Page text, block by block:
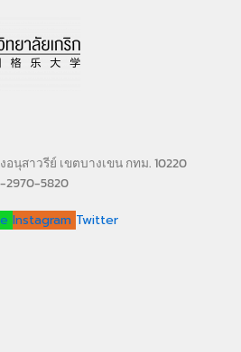
นุสาวรีย์ เขตบางเขน กทม. 10220
2970-5820
Instagram Twitter